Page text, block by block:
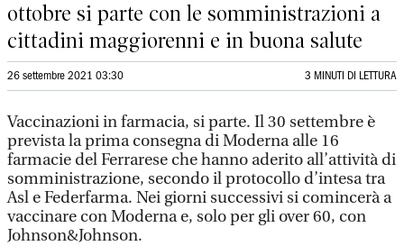
ottobre si parte con le somministrazioni a
cittadini maggiorenni e in buona salute
26 settembre 2021 03:30 3 MINUTI DI LETTURA
Vaccinazioni in farmacia, si parte. Il 30 settembre è
prevista la prima consegna di Moderna alle 16
farmacie del Ferrarese che hanno aderito all’attività di
somministrazione, secondo il protocollo d’intesa tra
Asl e Federfarma. Nei giorni successivi si comincerà a
vaccinare con Moderna e, solo per gli over 60, con
Johnson&Johnson.